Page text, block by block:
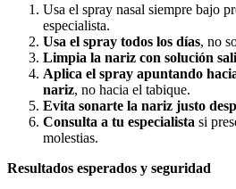
Usa el spray nasal siempre bajo
especialista.
Usa el spray todos los días, no
Limpia la nariz con solución
Aplica el spray apuntando
nariz, no hacia el tabique.
Evita sonarte la nariz justo
Consulta a tu especialista si
molestias.
Resultados esperados y seguridad